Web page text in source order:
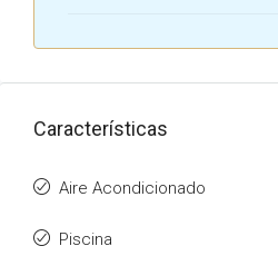
Características
Aire Acondicionado
Piscina